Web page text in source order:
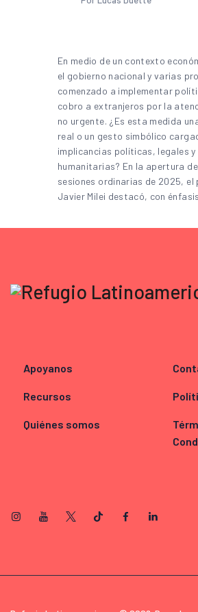
En medio de un contexto
el gobierno nacional y varias
comenzado a implementar
cobro a extranjeros por la
no urgente. ¿Es esta medida
real o un gesto simbólico
implicancias políticas, legales y
humanitarias? En la apertura
sesiones ordinarias de 2025, el
Javier Milei destacó, con
Apoyanos
Recursos
Quiénes somos